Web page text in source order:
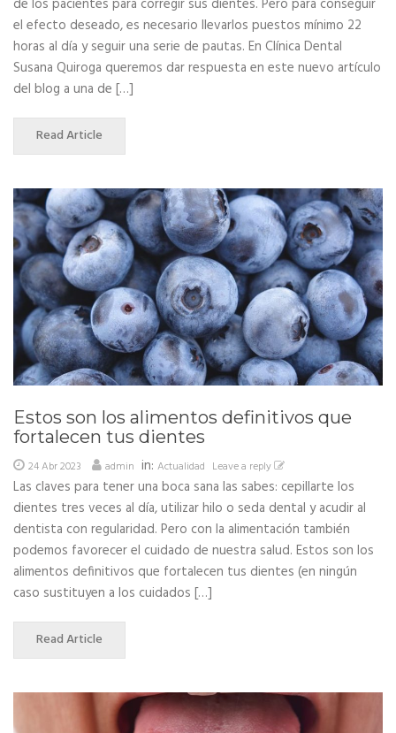
el efecto deseado, es necesario llevarlos puestos mínimo 22
horas al día y seguir una serie de pautas. En Clínica Dental
Susana Quiroga queremos dar respuesta en este nuevo artículo
del blog a una de […]
Read Article
Estos son los alimentos definitivos que
fortalecen tus dientes
24 Abr 2023 admin in: Actualidad Leave a reply
Las claves para tener una boca sana las sabes: cepillarte los
dientes tres veces al día, utilizar hilo o seda dental y acudir al
dentista con regularidad. Pero con la alimentación también
podemos favorecer el cuidado de nuestra salud. Estos son los
alimentos definitivos que fortalecen tus dientes (en ningún
caso sustituyen a los cuidados […]
Read Article